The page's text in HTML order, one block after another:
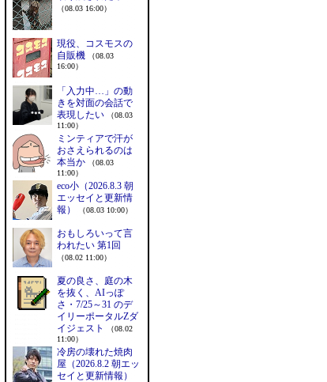
（08.03 16:00）
現役、コスモスの
自販機
（08.03
16:00）
「入力中…」の動
きを対面の会話で
表現したい
（08.03
11:00）
ミンティアで汗が
おさえられるのは
本当か
（08.03
11:00）
eco小（2026.8.3 朝
エッセイと更新情
報）
（08.03 10:00）
おもしろいって言
われたい 第1回
（08.02 11:00）
夏の良さ、庭の木
を抜く、AIっぽ
さ・7/25～31 のデ
イリーポータルZダ
イジェスト
（08.02
11:00）
冷房の壊れた焼肉
屋（2026.8.2 朝エッ
セイと更新情報）